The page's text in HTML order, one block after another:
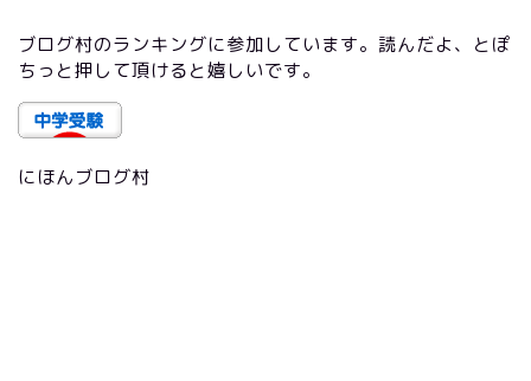
ブログ村のランキングに参加しています。読んだよ、とぽ
ちっと押して頂けると嬉しいです。
にほんブログ村